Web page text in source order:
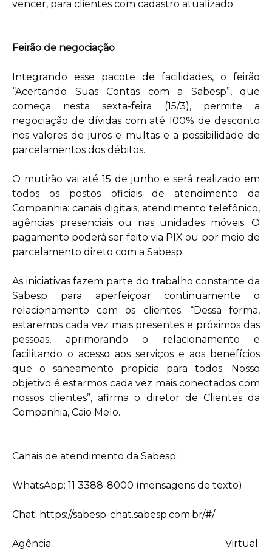
vencer, para clientes com cadastro atualizado.
Feirão de negociação
Integrando esse pacote de facilidades, o feirão
“Acertando Suas Contas com a Sabesp”, que
começa nesta sexta-feira (15/3), permite a
negociação de dívidas com até 100% de desconto
nos valores de juros e multas e a possibilidade de
parcelamentos dos débitos.
O mutirão vai até 15 de junho e será realizado em
todos os postos oficiais de atendimento da
Companhia: canais digitais, atendimento telefônico,
agências presenciais ou nas unidades móveis. O
pagamento poderá ser feito via PIX ou por meio de
parcelamento direto com a Sabesp.
As iniciativas fazem parte do trabalho constante da
Sabesp para aperfeiçoar continuamente o
relacionamento com os clientes. “Dessa forma,
estaremos cada vez mais presentes e próximos das
pessoas, aprimorando o relacionamento e
facilitando o acesso aos serviços e aos benefícios
que o saneamento propicia para todos. Nosso
objetivo é estarmos cada vez mais conectados com
nossos clientes”, afirma o diretor de Clientes da
Companhia, Caio Melo.
Canais de atendimento da Sabesp:
WhatsApp: 11 3388-8000 (mensagens de texto)
Chat: https://sabesp-chat.sabesp.com.br/#/
Agência Virtual: